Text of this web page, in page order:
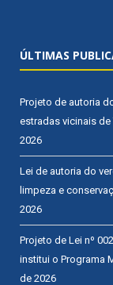
ÚLTIMAS
Projeto de autoria
estradas vicinais
2026
Lei de autoria do
limpeza e
2026
Projeto de Lei nº
institui o Programa
de 2026